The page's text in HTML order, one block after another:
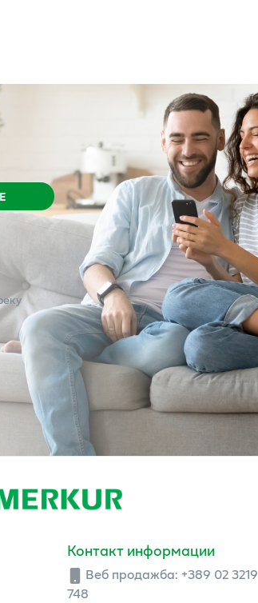
Контакт информации
Веб продажба: +389 02 3219
748